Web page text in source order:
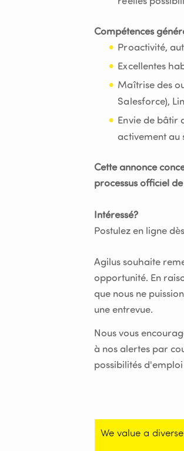
Compétences
Proactivité,
Excellentes
Maîtrise des
Salesforce),
Envie de bâtir
activement au
Cette annonce
processus officiel
Intéressé?
Postulez en ligne
Agilus souhaite
opportunité. En
que nous ne
une entrevue.
Nous vous
à nos alertes par
possibilités
We value a